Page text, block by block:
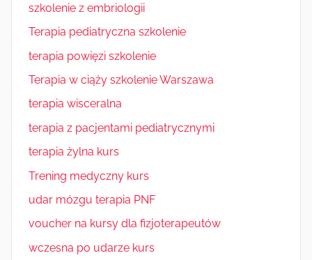
szkolenie z embriologii
Terapia pediatryczna szkolenie
terapia powięzi szkolenie
Terapia w ciąży szkolenie Warszawa
terapia wisceralna
terapia z pacjentami pediatrycznymi
terapia żylna kurs
Trening medyczny kurs
udar mózgu terapia PNF
voucher na kursy dla fizjoterapeutów
wczesna po udarze kurs